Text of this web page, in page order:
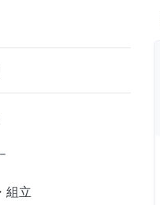
組立